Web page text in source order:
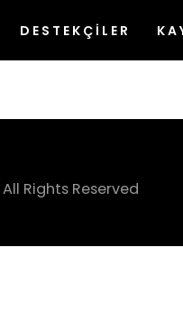
DESTEKÇİLER
leo, vel efficitur
Rights Reserved